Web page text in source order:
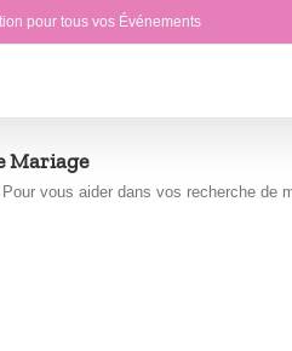
pour tous vos Événements
Mariage
vous aider dans vos recherche de